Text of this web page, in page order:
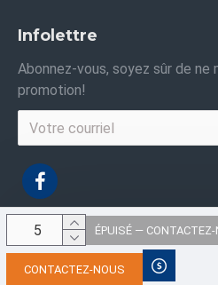
ÉPUISÉ —
CONTACTEZ-NOUS
Infolettre
Abonnez-vous, soyez sûr de ne
promotion!
Droits d'auteur © 2021, Sacs